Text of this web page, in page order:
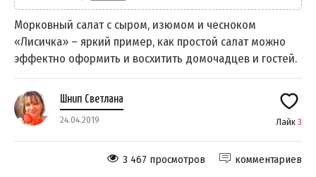
Морковный салат с сыром, изюмом и чесноком
«Лисичка» – яркий пример, как простой салат можно
эффектно оформить и восхитить домочадцев и гостей.
Шнип Светлана
24.04.2019 Лайк 3
комментариев
3 467 просмотров